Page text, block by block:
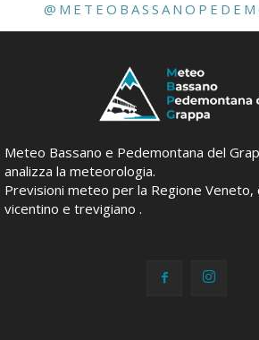
Meteo Bassano e Pedemontana del
analizza la meteorologia.
Previsioni meteo per la Regione Veneto,
vicentino e trevigiano .